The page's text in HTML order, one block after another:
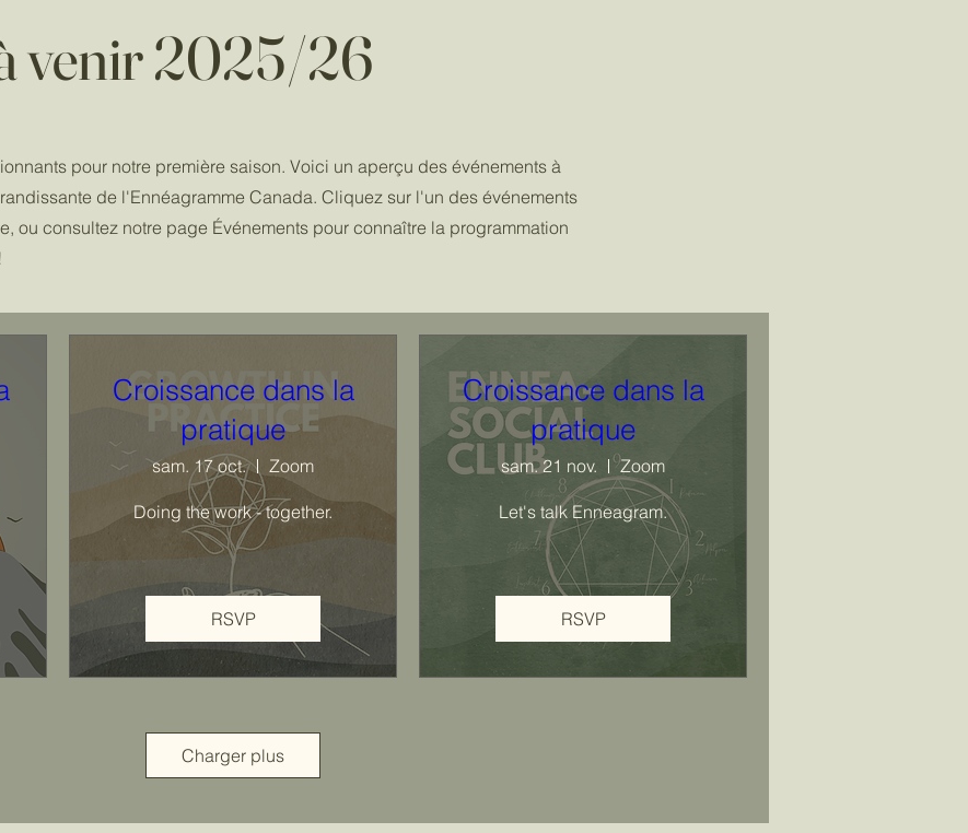
venir 2025/26
pour notre première saison. Voici un aperçu des événements à
de l'Ennéagramme Canada. Cliquez sur l'un des événements
ou consultez notre page Événements pour connaître la programmation
Croissance dans la
pratique
sam. 17 oct. Zoom
Doing the work - together.
RSVP
Croissance dans la
pratique
sam. 21 nov. Zoom
Let's talk Enneagram.
RSVP
Charger plus